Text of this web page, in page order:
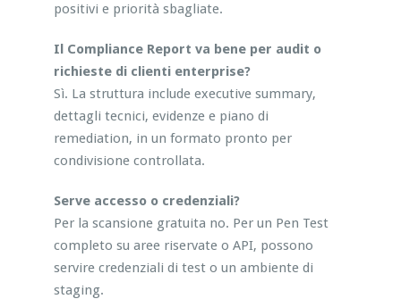
positivi e priorità sbagliate.
Il Compliance Report va bene per audit o
richieste di clienti enterprise?
Sì. La struttura include executive summary,
dettagli tecnici, evidenze e piano di
remediation, in un formato pronto per
condivisione controllata.
Serve accesso o credenziali?
Per la scansione gratuita no. Per un Pen Test
completo su aree riservate o API, possono
servire credenziali di test o un ambiente di
staging.